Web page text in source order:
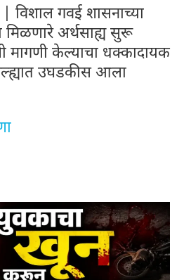
| विशाल गवई शासनाच्या
मिळणारे अर्थसाह्य सुरू
मागणी केल्याचा धक्कादायक
उघडकीस आला